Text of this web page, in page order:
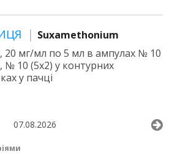
Suxamethonium
20 мг/мл по 5 мл в ампулах № 10
№ 10 (5х2) у контурних
у пачці
07.08.2026